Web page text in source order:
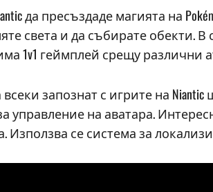
да пресъздаде магията на
света и да събирате обекти. В
1v1 геймплей срещу различни
всеки запознат с игрите на
управление на аватара.
Използва се система за